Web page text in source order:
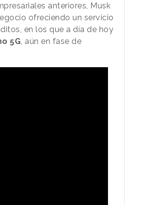
anteriores, Musk
ofreciendo un servicio
en los que a día de hoy
5G , aún en fase de